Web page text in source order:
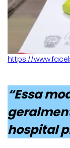
https://
“Essa
hospital